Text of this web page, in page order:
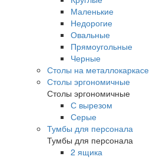
Маленькие
Недорогие
Овальные
Прямоугольные
Черные
Столы на металлокаркасе
Столы эргономичные
Столы эргономичные
С вырезом
Серые
Тумбы для персонала
Тумбы для персонала
2 ящика